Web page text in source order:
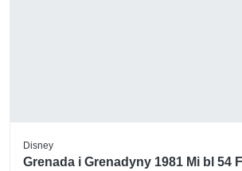
Disney
Grenada i Grenadyny 1981 Mi bl 54